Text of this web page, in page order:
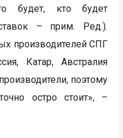
будет, кто будет
– прим. Ред.).
производителей СПГ
Катар, Австралия
поэтому
остро стоит», –